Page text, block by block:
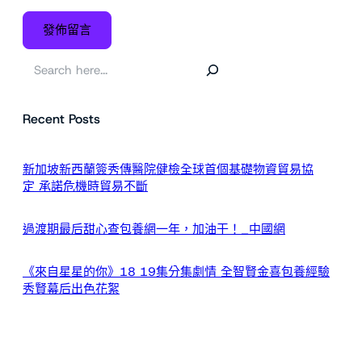
Recent Posts
新加坡新西蘭簽秀傳醫院健檢全球首個基礎物資貿易協
定 承諾危機時貿易不斷
過渡期最后甜心查包養網一年，加油干！_中國網
《來自星星的你》18 19集分集劇情 全智賢金喜包養經驗
秀賢幕后出色花絮